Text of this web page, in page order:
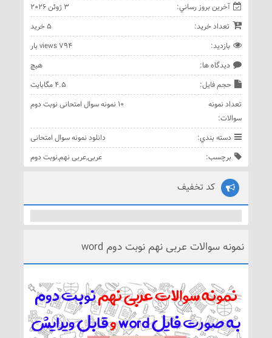
آخرين بروز رساني:
3 ژوئن 2026
تعداد خريد:
5 خريد
بازديد:
794 views بار
ديدگاه ها:
هيچ
حجم فايل:
4.5 مگابایت
تعداد نمونه
سوالات:
10 نمونه سوال امتحانی نوبت دوم
دسته بندي:
دانلود نمونه سوال امتحانی
برچسب:
عربی,عربی نهم,نوبت دوم
کد تخفیف
نمونه سوالات عربی نهم نوبت دوم word